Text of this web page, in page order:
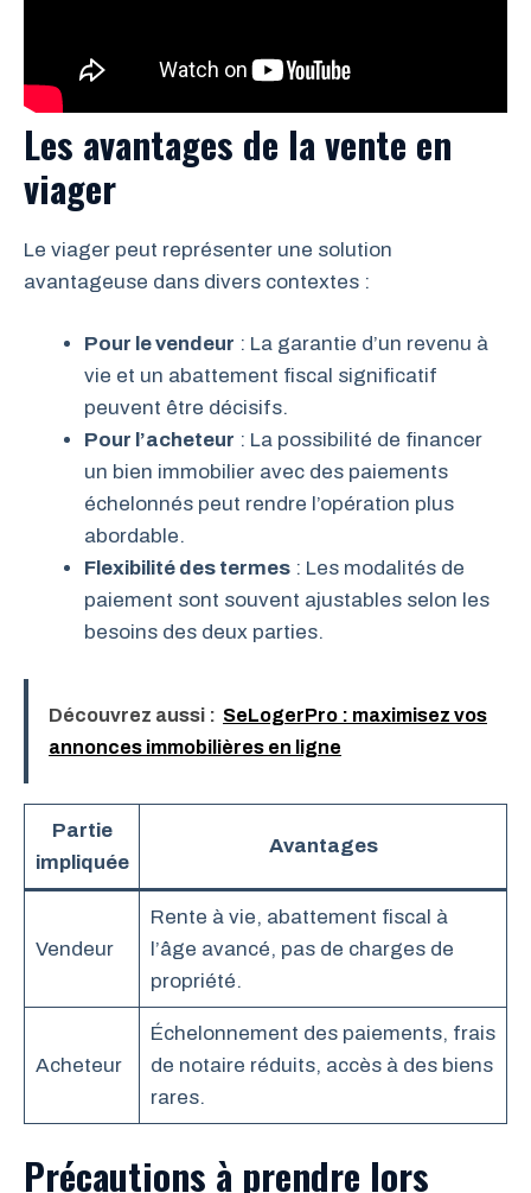
Les avantages de la vente en
viager
Le viager peut représenter une solution
avantageuse dans divers contextes :
Pour le vendeur : La garantie d’un revenu à
vie et un abattement fiscal significatif
peuvent être décisifs.
Pour l’acheteur : La possibilité de financer
un bien immobilier avec des paiements
échelonnés peut rendre l’opération plus
abordable.
Flexibilité des termes : Les modalités de
paiement sont souvent ajustables selon les
besoins des deux parties.
Découvrez aussi : SeLogerPro : maximisez vos
annonces immobilières en ligne
Partie
impliquée
Avantages
Vendeur
Rente à vie, abattement fiscal à
l’âge avancé, pas de charges de
propriété.
Acheteur
Échelonnement des paiements, frais
de notaire réduits, accès à des biens
rares.
Précautions à prendre lors